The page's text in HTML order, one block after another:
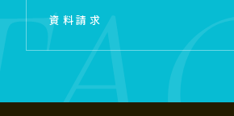
資料請求